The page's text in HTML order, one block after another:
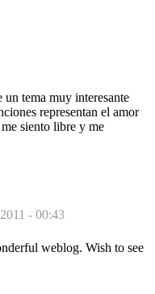
tema muy interesante
representan el amor
siento libre y me
- 00:43
weblog. Wish to see